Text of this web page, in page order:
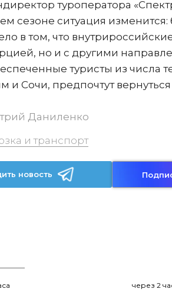
туроператора
сезоне ситуация
в том, что
но и с другими
туристы из числа
и Сочи, предпочтут
Даниленко
и транспорт
новость
через 2